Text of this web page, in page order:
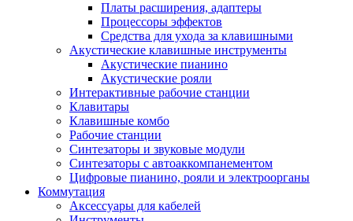
Платы расширения, адаптеры
Процессоры эффектов
Средства для ухода за клавишными
Акустические клавишные инструменты
Акустические пианино
Акустические рояли
Интерактивные рабочие станции
Клавитары
Клавишные комбо
Рабочие станции
Синтезаторы и звуковые модули
Синтезаторы с автоаккомпанементом
Цифровые пианино, рояли и электроорганы
Коммутация
Аксессуары для кабелей